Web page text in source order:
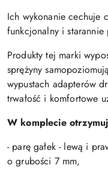
Ich wykonanie cechuje
funkcjonalny i starannie
Produkty tej marki
sprężyny
wypustach adapterów
trwałość i komfortowe
W komplecie
- parę gałek - lewą i
o grubości 7 mm,